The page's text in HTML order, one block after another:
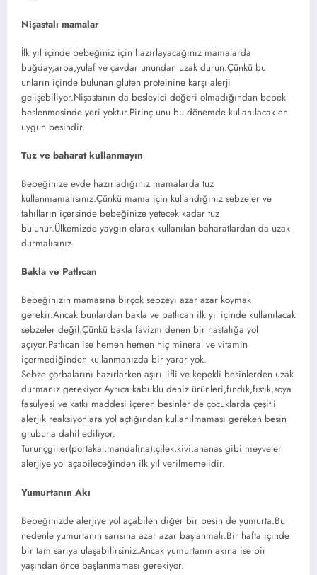
Nişastalı mamalar
İlk yıl içinde bebeğiniz için hazırlayacağınız mamalarda
buğday,arpa,yulaf ve çavdar unundan uzak durun.Çünkü bu
unların içinde bulunan gluten proteinine karşı alerji
gelişebiliyor.Nişastanın da besleyici değeri olmadığından bebek
beslenmesinde yeri yoktur.Pirinç unu bu dönemde kullanılacak en
uygun besindir.
Tuz ve baharat kullanmayın
Bebeğinize evde hazırladığınız mamalarda tuz
kullanmamalısınız.Çünkü mama için kullandığınız sebzeler ve
tahılların içersinde bebeğinize yetecek kadar tuz
bulunur.Ülkemizde yaygın olarak kullanılan baharatlardan da uzak
durmalısınız.
Bakla ve Patlıcan
Bebeğinizin mamasına birçok sebzeyi azar azar koymak
gerekir.Ancak bunlardan bakla ve patlıcan ilk yıl içinde kullanılacak
sebzeler değil.Çünkü bakla favizm denen bir hastalığa yol
açıyor.Patlıcan ise hemen hemen hiç mineral ve vitamin
içermediğinden kullanmanızda bir yarar yok.
Sebze çorbalarını hazırlarken aşırı lifli ve kepekli besinlerden uzak
durmanız gerekiyor.Ayrıca kabuklu deniz ürünleri,fındık,fıstık,soya
fasulyesi ve katkı maddesi içeren besinler de çocuklarda çeşitli
alerjik reaksiyonlara yol açtığından kullanılmaması gereken besin
grubuna dahil ediliyor.
Turunçgiller(portakal,mandalina),çilek,kivi,ananas gibi meyveler
alerjiye yol açabileceğinden ilk yıl verilmemelidir.
Yumurtanın Akı
Bebeğinizde alerjiye yol açabilen diğer bir besin de yumurta.Bu
nedenle yumurtanın sarısına azar azar başlanmalı.Bir hafta içinde
bir tam sarıya ulaşabilirsiniz.Ancak yumurtanın akına ise bir
yaşından önce başlanmaması gerekiyor.